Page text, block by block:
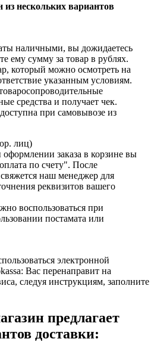
нескольких вариантов
наличными, вы дожидаетесь
ему сумму за товар в рублях.
который можно осмотреть на
указанным условиям.
средства и получает чек.
при самовывозе из
лиц)
заказа в корзине вы
по счету". После
наш менеджер для
реквизитов вашего
воспользоваться при
постамата или
электронной
Вас перенаправит на
следуя инструкциям, заполните
предлагает
доставки: